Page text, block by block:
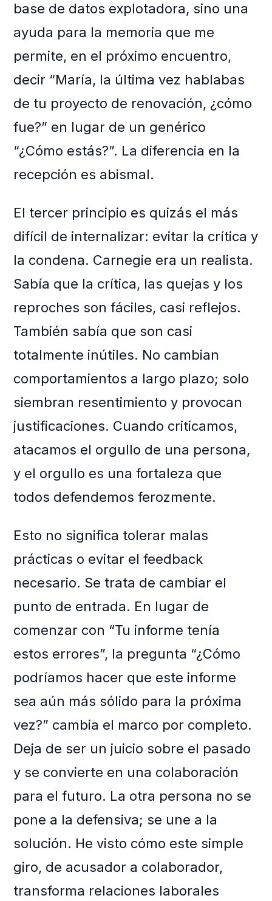
base de datos explotadora, sino una
ayuda para la memoria que me
permite, en el próximo encuentro,
decir “María, la última vez hablabas
de tu proyecto de renovación, ¿cómo
fue?” en lugar de un genérico
“¿Cómo estás?”. La diferencia en la
recepción es abismal.
El tercer principio es quizás el más
difícil de internalizar: evitar la crítica y
la condena. Carnegie era un realista.
Sabía que la crítica, las quejas y los
reproches son fáciles, casi reflejos.
También sabía que son casi
totalmente inútiles. No cambian
comportamientos a largo plazo; solo
siembran resentimiento y provocan
justificaciones. Cuando criticamos,
atacamos el orgullo de una persona,
y el orgullo es una fortaleza que
todos defendemos ferozmente.
Esto no significa tolerar malas
prácticas o evitar el feedback
necesario. Se trata de cambiar el
punto de entrada. En lugar de
comenzar con “Tu informe tenía
estos errores”, la pregunta “¿Cómo
podríamos hacer que este informe
sea aún más sólido para la próxima
vez?” cambia el marco por completo.
Deja de ser un juicio sobre el pasado
y se convierte en una colaboración
para el futuro. La otra persona no se
pone a la defensiva; se une a la
solución. He visto cómo este simple
giro, de acusador a colaborador,
transforma relaciones laborales